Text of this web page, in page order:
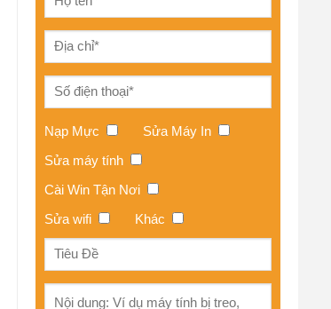
Nạp Mực
Sửa Máy In
Sửa máy tính
Cài Win Tận Nơi
Sửa wifi
Khác